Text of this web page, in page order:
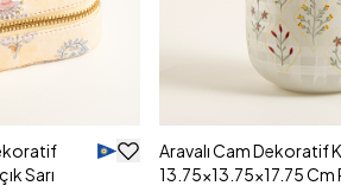
Sarı
Aravalı Cam Dekoratif
13.75x13.75x17.75 Cm